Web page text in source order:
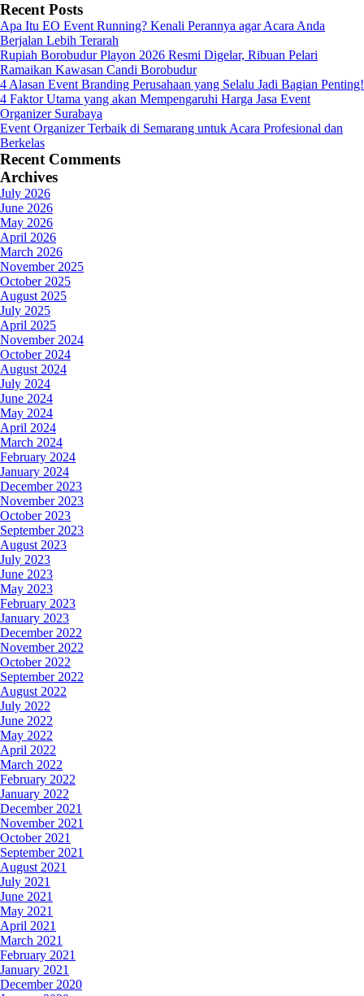
Recent Posts
Apa Itu EO Event Running? Kenali Perannya agar Acara Anda
Berjalan Lebih Terarah
Rupiah Borobudur Playon 2026 Resmi Digelar, Ribuan Pelari
Ramaikan Kawasan Candi Borobudur
4 Alasan Event Branding Perusahaan yang Selalu Jadi Bagian Penting!
4 Faktor Utama yang akan Mempengaruhi Harga Jasa Event
Organizer Surabaya
Event Organizer Terbaik di Semarang untuk Acara Profesional dan
Berkelas
Recent Comments
Archives
July 2026
June 2026
May 2026
April 2026
March 2026
November 2025
October 2025
August 2025
July 2025
April 2025
November 2024
October 2024
August 2024
July 2024
June 2024
May 2024
April 2024
March 2024
February 2024
January 2024
December 2023
November 2023
October 2023
September 2023
August 2023
July 2023
June 2023
May 2023
February 2023
January 2023
December 2022
November 2022
October 2022
September 2022
August 2022
July 2022
June 2022
May 2022
April 2022
March 2022
February 2022
January 2022
December 2021
November 2021
October 2021
September 2021
August 2021
July 2021
June 2021
May 2021
April 2021
March 2021
February 2021
January 2021
December 2020